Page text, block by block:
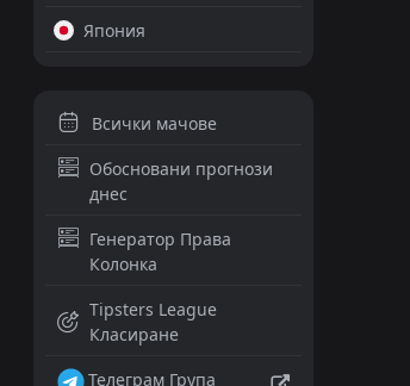
Япония
Всички мачове
Обосновани прогнози
днес
Генератор Права
Колонка
Tipsters League
Класиране
Телеграм Група